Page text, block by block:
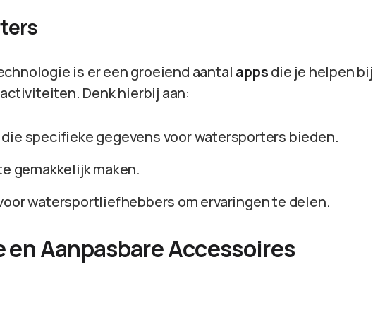
is er een groeiend aantal appsdie je helpen bij
Denk hierbij aan:
die specifieke gegevens voor watersporters bieden.
gemakkelijk maken.
watersportliefhebbers om ervaringen te delen.
Aanpasbare Accessoires